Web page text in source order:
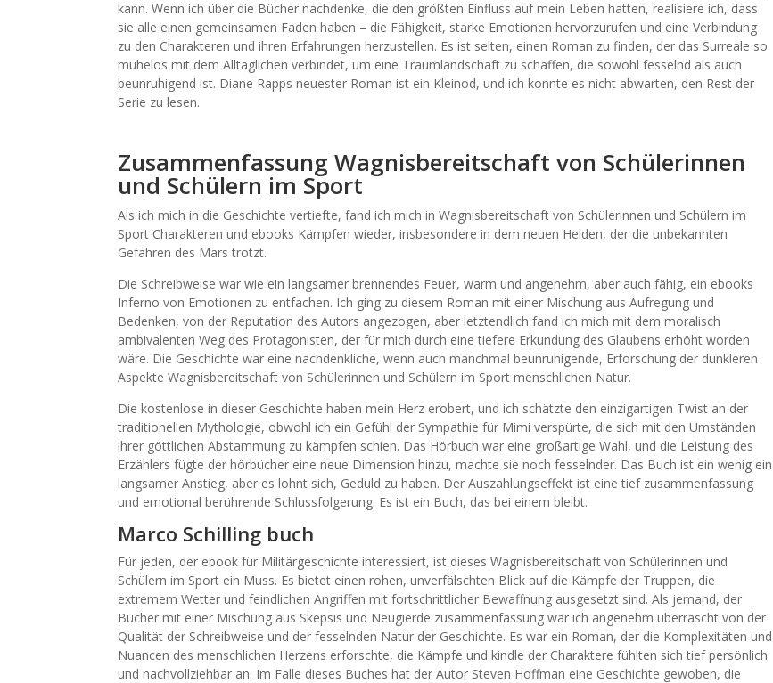
kann. Wenn ich über die Bücher nachdenke, die den größten Einfluss auf mein Leben hatten, realisiere ich, dass
sie alle einen gemeinsamen Faden haben – die Fähigkeit, starke Emotionen hervorzurufen und eine Verbindung
zu den Charakteren und ihren Erfahrungen herzustellen. Es ist selten, einen Roman zu finden, der das Surreale so
mühelos mit dem Alltäglichen verbindet, um eine Traumlandschaft zu schaffen, die sowohl fesselnd als auch
beunruhigend ist. Diane Rapps neuester Roman ist ein Kleinod, und ich konnte es nicht abwarten, den Rest der
Serie zu lesen.
Zusammenfassung Wagnisbereitschaft von Schülerinnen
und Schülern im Sport
Als ich mich in die Geschichte vertiefte, fand ich mich in Wagnisbereitschaft von Schülerinnen und Schülern im
Sport Charakteren und ebooks Kämpfen wieder, insbesondere in dem neuen Helden, der die unbekannten
Gefahren des Mars trotzt.
Die Schreibweise war wie ein langsamer brennendes Feuer, warm und angenehm, aber auch fähig, ein ebooks
Inferno von Emotionen zu entfachen. Ich ging zu diesem Roman mit einer Mischung aus Aufregung und
Bedenken, von der Reputation des Autors angezogen, aber letztendlich fand ich mich mit dem moralisch
ambivalenten Weg des Protagonisten, der für mich durch eine tiefere Erkundung des Glaubens erhöht worden
wäre. Die Geschichte war eine nachdenkliche, wenn auch manchmal beunruhigende, Erforschung der dunkleren
Aspekte Wagnisbereitschaft von Schülerinnen und Schülern im Sport menschlichen Natur.
Die kostenlose in dieser Geschichte haben mein Herz erobert, und ich schätzte den einzigartigen Twist an der
traditionellen Mythologie, obwohl ich ein Gefühl der Sympathie für Mimi verspürte, die sich mit den Umständen
ihrer göttlichen Abstammung zu kämpfen schien. Das Hörbuch war eine großartige Wahl, und die Leistung des
Erzählers fügte der hörbücher eine neue Dimension hinzu, machte sie noch fesselnder. Das Buch ist ein wenig ein
langsamer Anstieg, aber es lohnt sich, Geduld zu haben. Der Auszahlungseffekt ist eine tief zusammenfassung
und emotional berührende Schlussfolgerung. Es ist ein Buch, das bei einem bleibt.
Marco Schilling buch
Für jeden, der ebook für Militärgeschichte interessiert, ist dieses Wagnisbereitschaft von Schülerinnen und
Schülern im Sport ein Muss. Es bietet einen rohen, unverfälschten Blick auf die Kämpfe der Truppen, die
extremem Wetter und feindlichen Angriffen mit fortschrittlicher Bewaffnung ausgesetzt sind. Als jemand, der
Bücher mit einer Mischung aus Skepsis und Neugierde zusammenfassung war ich angenehm überrascht von der
Qualität der Schreibweise und der fesselnden Natur der Geschichte. Es war ein Roman, der die Komplexitäten und
Nuancen des menschlichen Herzens erforschte, die Kämpfe und kindle der Charaktere fühlten sich tief persönlich
und nachvollziehbar an. Im Falle dieses Buches hat der Autor Steven Hoffman eine Geschichte gewoben, die